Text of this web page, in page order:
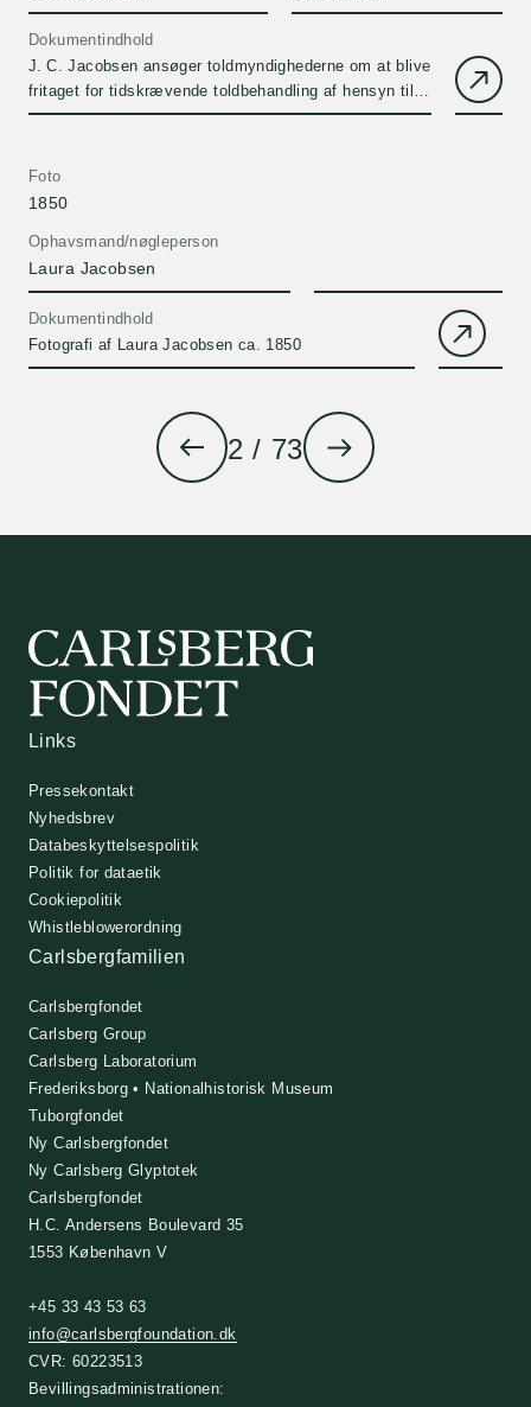
Dokumentindhold
J. C. Jacobsen ansøger toldmyndighederne om at blive
fritaget for tidskrævende toldbehandling af hensyn til
øllets holdbarhed.
Ophavsmand/nøgleperson
Laura Jacobsen
Foto
1850
Dokumentindhold
Fotografi af Laura Jacobsen ca. 1850
2 / 73
Links
Pressekontakt
Nyhedsbrev
Databeskyttelsespolitik
Politik for dataetik
Cookiepolitik
Whistleblowerordning
Carlsbergfamilien
Carlsbergfondet
Carlsberg Group
Carlsberg Laboratorium
Frederiksborg • Nationalhistorisk Museum
Tuborgfondet
Ny Carlsbergfondet
Ny Carlsberg Glyptotek
Carlsbergfondet
H.C. Andersens Boulevard 35
1553 København V
+45 33 43 53 63
info@carlsbergfoundation.dk
CVR: 60223513
Bevillingsadministrationen: